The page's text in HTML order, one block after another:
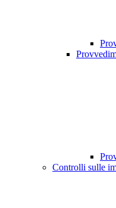
Controlli sulle